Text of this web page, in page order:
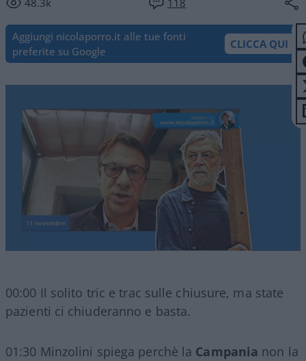
48.3k 118
Aggiungi nicolaporro.it alle tue fonti
preferite su Google
CLICCA QUI
00:00 Il solito tric e trac sulle chiusure, ma state
pazienti ci chiuderanno e basta.
01:30 Minzolini spiega perchè la Campania non la